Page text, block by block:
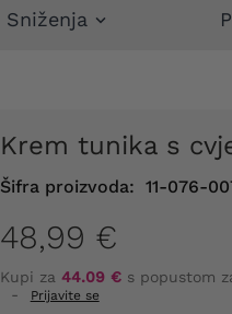
Sniženja
Krem tunika s
Šifra proizvoda: 11-076-
48,99 €
Kupi za 44.09 €s popustom
-
Prijavite se